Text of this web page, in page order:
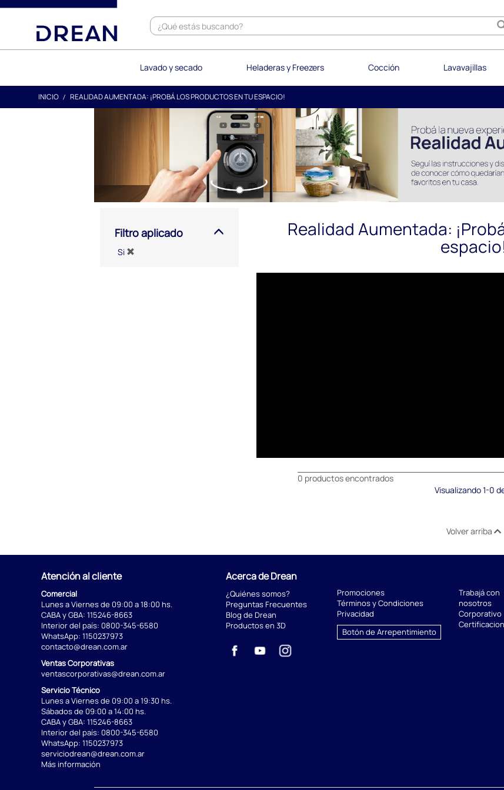
text.skipToContent
text.skipToNavigation
Lavado y secado Heladeras y Freezers Cocción Lavavajillas
INICIO REALIDAD AUMENTADA: ¡PROBÁ LOS PRODUCTOS EN TU ESPACIO!
Filtro aplicado
Si
Realidad Aumentada:
0 productos encontrados
Visualizando 1-0
Volver arriba
Atención al cliente
Comercial
Lunes a Viernes de 09:00 a 18:00 hs.
CABA y GBA: 115246-8663
Interior del país: 0800-345-6580
WhatsApp: 1150237973
contacto@drean.com.ar
Ventas Corporativas
ventascorporativas@drean.com.ar
Servicio Técnico
Lunes a Viernes de 09:00 a 19:30 hs.
Sábados de 09:00 a 14:00 hs.
CABA y GBA: 115246-8663
Interior del país: 0800-345-6580
WhatsApp: 1150237973
serviciodrean@drean.com.ar
Más información
Acerca de Drean
¿Quiénes somos?
Preguntas Frecuentes
Blog de Drean
Productos en 3D
Promociones
Términos y Condiciones
Privacidad
Botón de Arrepentimiento
Trabajá con
nosotros
Corporativo